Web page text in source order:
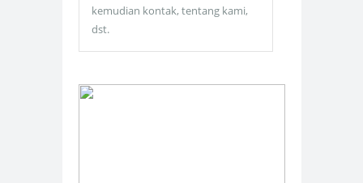
kemudian kontak, tentang kami,
dst.